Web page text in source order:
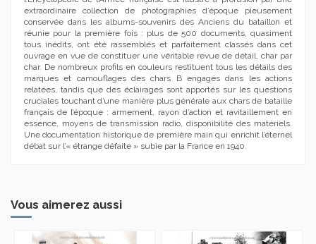
extraordinaire collection de photographies d’époque pieusement
conservée dans les albums-souvenirs des Anciens du bataillon et
réunie pour la première fois : plus de 500 documents, quasiment
tous inédits, ont été rassemblés et parfaitement classés dans cet
ouvrage en vue de constituer une véritable revue de détail, char par
char. De nombreux profils en couleurs restituent tous les détails des
marques et camouflages des chars B engagés dans les actions
relatées, tandis que des éclairages sont apportés sur les questions
cruciales touchant d’une manière plus générale aux chars de bataille
français de l’époque : armement, rayon d’action et ravitaillement en
essence, moyens de transmission radio, disponibilité des matériels.
Une documentation historique de première main qui enrichit l’éternel
débat sur l’« étrange défaite » subie par la France en 1940.
Vous aimerez aussi